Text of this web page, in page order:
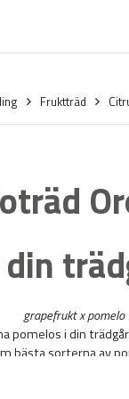
Fruktträd
grapefrukt x pomelo
pomelos i din
bästa sorterna av